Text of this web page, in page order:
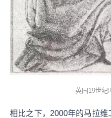
英国19世纪
相比之下，2000年的马拉维